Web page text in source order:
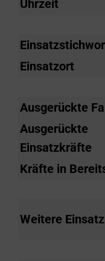
Uhrzeit
Einsatzort
Ausgerückte
Ausgerückte
Einsatzkräfte
Kräfte in
Weitere